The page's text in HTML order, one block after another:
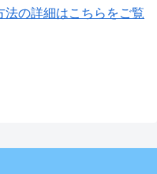
法の詳細はこちらをご覧